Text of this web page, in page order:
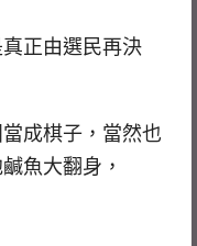
正由選民再決
成棋子，當然也
魚大翻身，